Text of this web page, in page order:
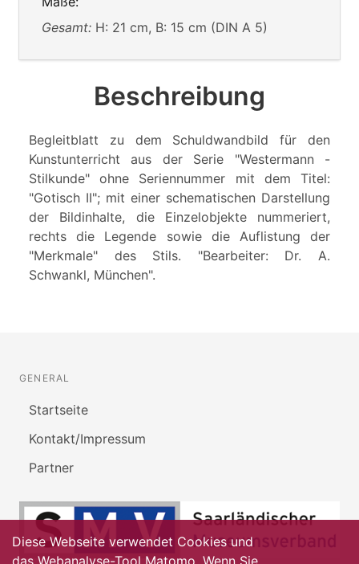
Gesamt: H: 21 cm, B: 15 cm (DIN A 5)
Beschreibung
Begleitblatt zu dem Schuldwandbild für den
Kunstunterricht aus der Serie "Westermann -
Stilkunde" ohne Seriennummer mit dem Titel:
"Gotisch II"; mit einer schematischen Darstellung
der Bildinhalte, die Einzelobjekte nummeriert,
rechts die Legende sowie die Auflistung der
"Merkmale" des Stils. "Bearbeiter: Dr. A.
Schwankl, München".
GENERAL
Startseite
Kontakt/Impressum
Partner
Diese Webseite verwendet Cookies und
das Webanalyse-Tool Matomo. Wenn Sie